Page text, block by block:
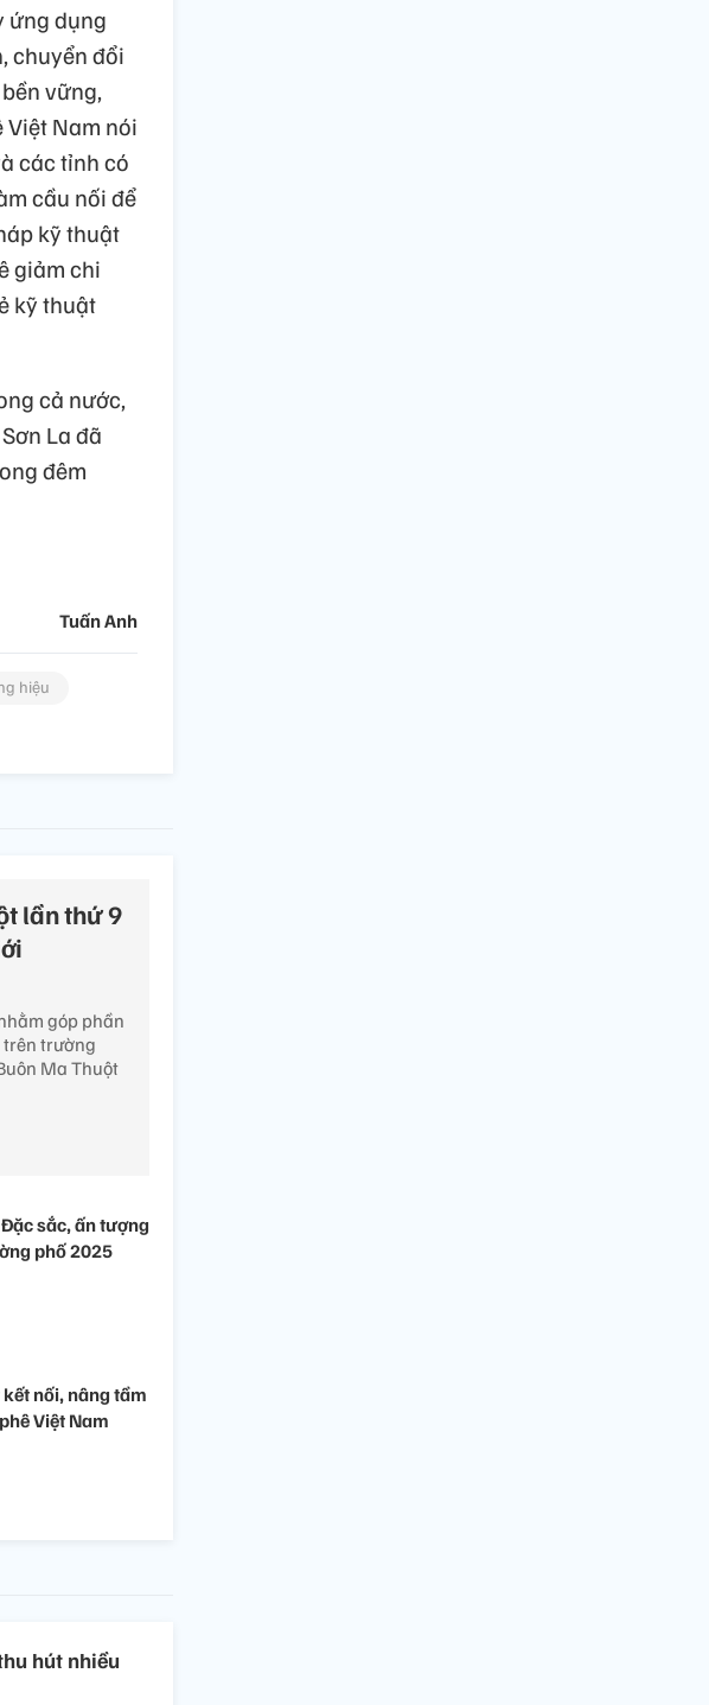
ứng dụng
chuyển đổi
vững,
Nam nói
các tỉnh có
cầu nối để
kỹ thuật
giảm chi
kỹ thuật
cả nước,
La đã
đêm
Tuấn Anh
hiệu
lần thứ 9
góp phần
trên trường
Ma Thuột
sắc, ấn tượng
phố 2025
nối, nâng tầm
Việt Nam
hút nhiều